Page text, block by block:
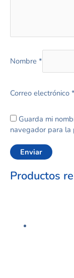
Nombre *
Correo electrónico *
Guarda mi
navegador para la
Productos